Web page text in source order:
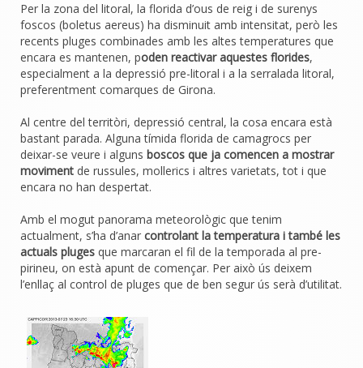
Per la zona del litoral, la florida d’ous de reig i de surenys
foscos (boletus aereus) ha disminuit amb intensitat, però les
recents pluges combinades amb les altes temperatures que
encara es mantenen, poden reactivar aquestes florides,
especialment a la depressió pre-litoral i a la serralada litoral,
preferentment comarques de Girona.
Al centre del territòri, depressió central, la cosa encara està
bastant parada. Alguna tímida florida de camagrocs per
deixar-se veure i alguns boscos que ja comencen a mostrar
moviment de russules, mollerics i altres varietats, tot i que
encara no han despertat.
Amb el mogut panorama meteorològic que tenim
actualment, s’ha d’anar controlant la temperatura i també les
actuals pluges que marcaran el fil de la temporada al pre-
pirineu, on està apunt de començar. Per això ús deixem
l’enllaç al control de pluges que de ben segur ús serà d’utilitat.